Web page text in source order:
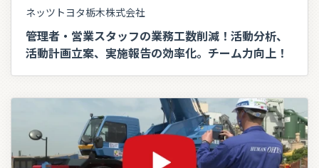
ネッツトヨタ栃木株式会社
管理者・営業スタッフの業務工数削減！活動分析、
活動計画立案、実施報告の効率化。チーム力向上！